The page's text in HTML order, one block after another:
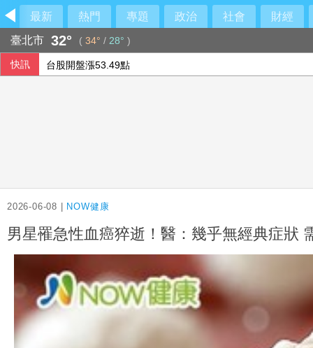
最新 熱門 專題 政治 社會
財經
臺北市 32° ( 34° / 28° )
快訊 台股開盤漲53.49點
2026-06-08 | NOW健康
男星罹急性血癌猝逝！醫：幾乎無經典症狀